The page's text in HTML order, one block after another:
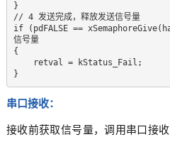
}
// 4 发送完成，释放发送信号量
if (pdFALSE ==
信号量
{
}
串口接收：
接收前获取信号量，调用串口接